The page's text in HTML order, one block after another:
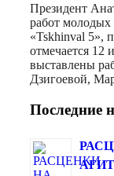
Президент
работ
«Tskhinval 5»,
отмечается
выставлены
Дзигоевой,
Последние